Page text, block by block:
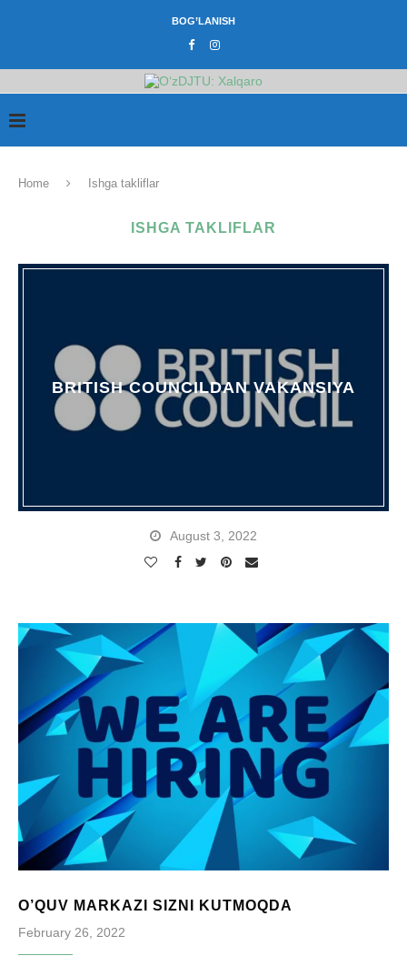
BOG’LANISH
Home Ishga takliflar
ISHGA TAKLIFLAR
BRITISH COUNCILDAN VAKANSIYA
August 3, 2022
O’QUV MARKAZI SIZNI KUTMOQDA
February 26, 2022